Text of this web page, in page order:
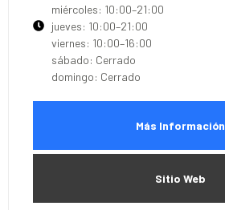
miércoles: 10:00–21:00
jueves: 10:00–21:00
viernes: 10:00–16:00
sábado: Cerrado
domingo: Cerrado
Más Información
Sitio Web